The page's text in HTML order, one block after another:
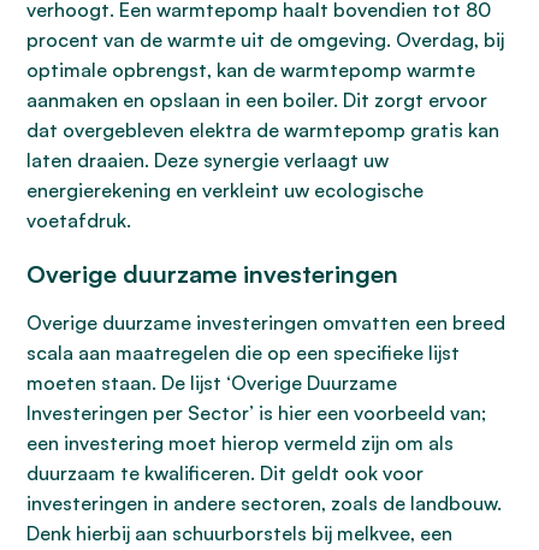
verhoogt. Een warmtepomp haalt bovendien tot 80
procent van de warmte uit de omgeving. Overdag, bij
optimale opbrengst, kan de warmtepomp warmte
aanmaken en opslaan in een boiler. Dit zorgt ervoor
dat overgebleven elektra de warmtepomp gratis kan
laten draaien. Deze synergie verlaagt uw
energierekening en verkleint uw ecologische
voetafdruk.
Overige duurzame investeringen
Overige duurzame investeringen omvatten een breed
scala aan maatregelen die op een specifieke lijst
moeten staan. De lijst ‘Overige Duurzame
Investeringen per Sector’ is hier een voorbeeld van;
een investering moet hierop vermeld zijn om als
duurzaam te kwalificeren. Dit geldt ook voor
investeringen in andere sectoren, zoals de landbouw.
Denk hierbij aan schuurborstels bij melkvee, een